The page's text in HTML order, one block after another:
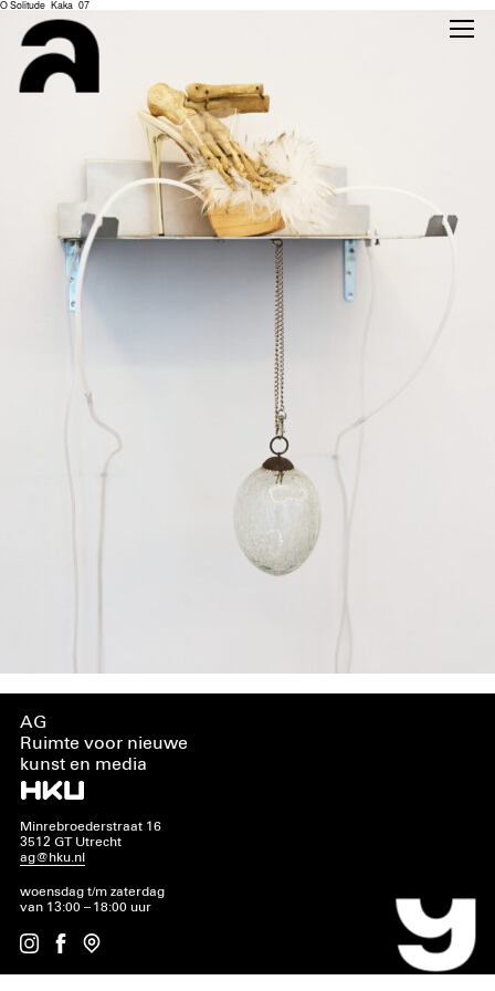
O Solitude_Kaka_07
AG
Ruimte voor nieuwe
kunst en media
Minrebroederstraat 16
3512 GT Utrecht
ag@hku.nl
woensdag t/m zaterdag
van 13:00 – 18:00 uur